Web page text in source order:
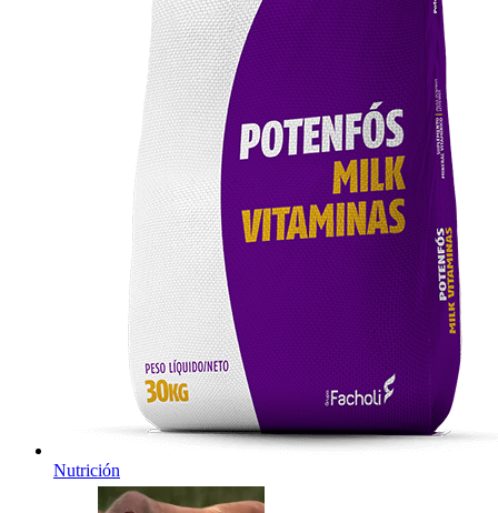
Nutrición